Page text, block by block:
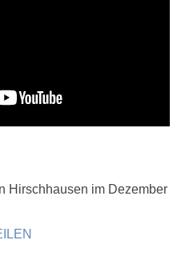
Hirschhausen im Dezember